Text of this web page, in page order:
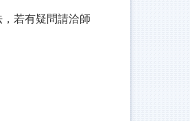
若有疑問請洽師